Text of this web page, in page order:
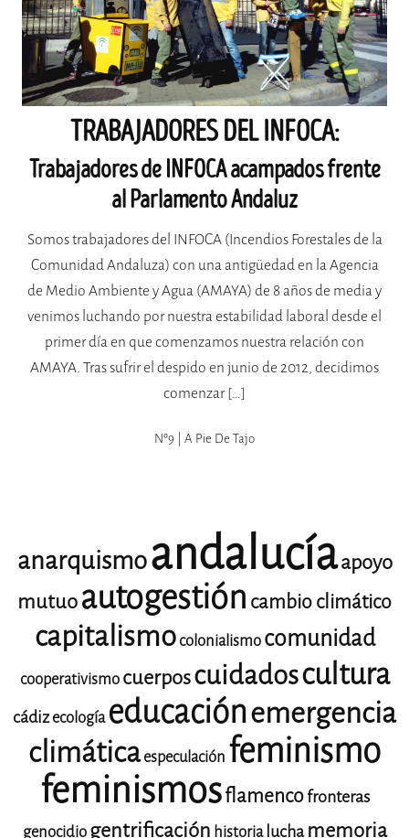
TRABAJADORES DEL INFOCA:
Trabajadores de INFOCA acampados frente
al Parlamento Andaluz
Somos trabajadores del INFOCA (Incendios Forestales de la
Comunidad Andaluza) con una antigüedad en la Agencia
de Medio Ambiente y Agua (AMAYA) de 8 años de media y
venimos luchando por nuestra estabilidad laboral desde el
primer día en que comenzamos nuestra relación con
AMAYA. Tras sufrir el despido en junio de 2012, decidimos
comenzar […]
Nº9 | A Pie De Tajo
anarquismoandalucíaapoyo
mutuoautogestión cambio climático
capitalismocolonialismocomunidad
cooperativismocuerposcuidadoscultura
cádizecología educaciónemergencia
climáticaespeculación feminismo
feminismosflamencofronteras
genocidiogentrificación historialucha memoria